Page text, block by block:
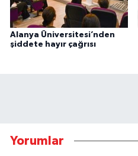
Alanya Üniversitesi’nden
şiddete hayır çağrısı
Yorumlar